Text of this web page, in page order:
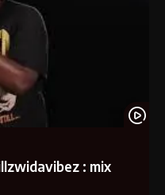
: mix